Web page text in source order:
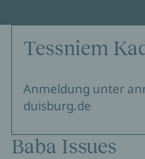
Tessniem
Anmeldung unter
duisburg.de
Baba Issues